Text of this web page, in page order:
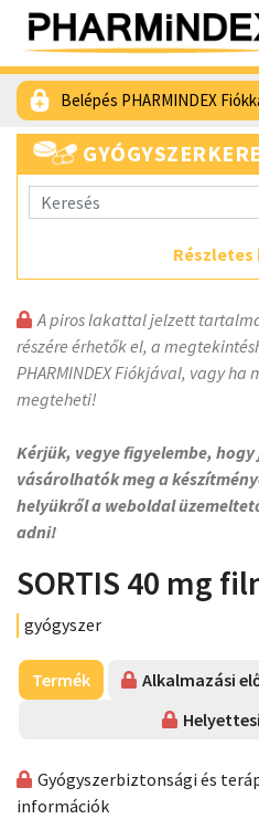
Belépés PHARMINDEX
Részletes
A piros lakattal jelzett
részére érhetők el, a
PHARMINDEX Fiókjával, vagy ha
megteheti!
Kérjük, vegye figyelembe,
vásárolhatók meg a
helyükről a weboldal
adni!
SORTIS 40 mg
gyógyszer
Termék Alkalmazási
Gyógyszerbiztonsági és
információk